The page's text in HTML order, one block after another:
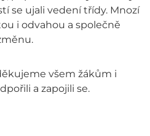
se ujali vedení třídy. Mnozí
i odvahou a společně
všem žákům i
a zapojili se.